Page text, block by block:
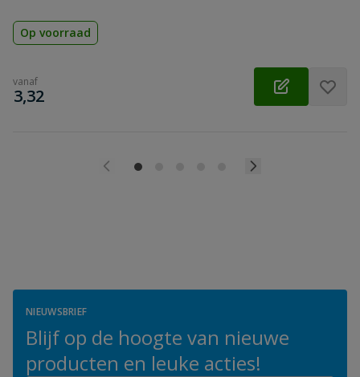
Op voorraad
vanaf
€
3,32
NIEUWSBRIEF
Blijf op de hoogte van nieuwe
producten en leuke acties!